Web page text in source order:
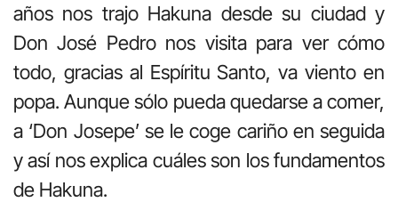
años nos trajo Hakuna desde su ciudad y
Don José Pedro nos visita para ver cómo
todo, gracias al Espíritu Santo, va viento en
popa. Aunque sólo pueda quedarse a comer,
a ‘Don Josepe’ se le coge cariño en seguida
y así nos explica cuáles son los fundamentos
de Hakuna.